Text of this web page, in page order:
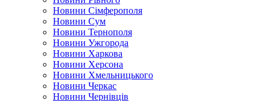
Новини Сімферополя
Новини Сум
Новини Тернополя
Новини Ужгорода
Новини Харкова
Новини Херсона
Новини Хмельницького
Новини Черкас
Новини Чернівців